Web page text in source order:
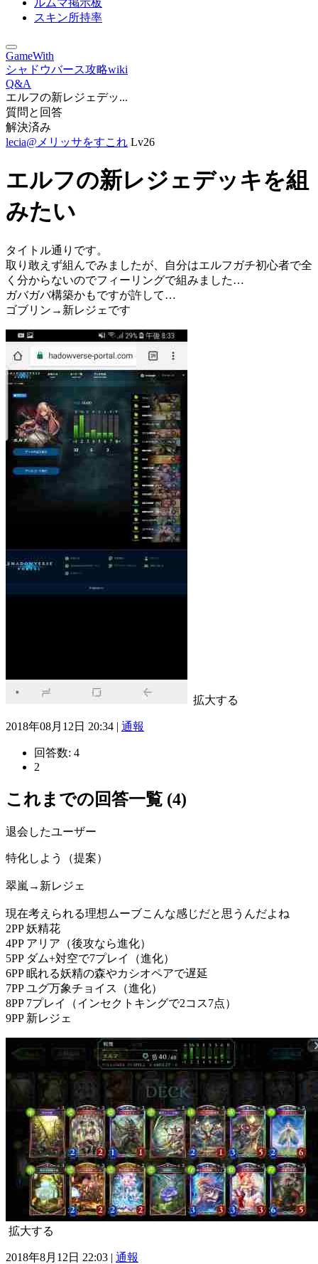
ルムマ掲示板
スキン所持率
GameWith
シャドウバース攻略wiki
Q&A
エルフの新レジェデッ...
質問と回答
解決済み
lecia@メリッサをすこれ Lv26
エルフの新レジェデッキを組
みたい
タイトル通りです。
取り敢えず組んでみましたが、自分はエルフガチ初心者で全
く分からないのでフィーリングで組みました…
ガバガバ構築かもですが許して…
ゴブリン→新レジェです
拡大する
2018年08月12日 20:34 | 通報
回答数: 4
2
これまでの回答一覧 (4)
退会したユーザー
特化しよう（提案）
翠嵐→新レジェ
現在考えられる理想ムーブこんな感じだと思うんだよね
2PP 妖精花
4PP アリア（後攻なら進化）
5PP ダム+対空で7プレイ（進化）
6PP 眠れる妖精の森やカシオペアで遅延
7PP ユグ万象チョイス（進化）
8PP 7プレイ（インセクトキングで2コス7点）
9PP 新レジェ
拡大する
2018年8月12日 22:03 | 通報